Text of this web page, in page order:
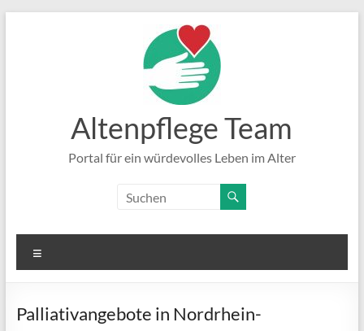
Altenpflege Team
Portal für ein würdevolles Leben im Alter
Palliativangebote in Nordrhein-